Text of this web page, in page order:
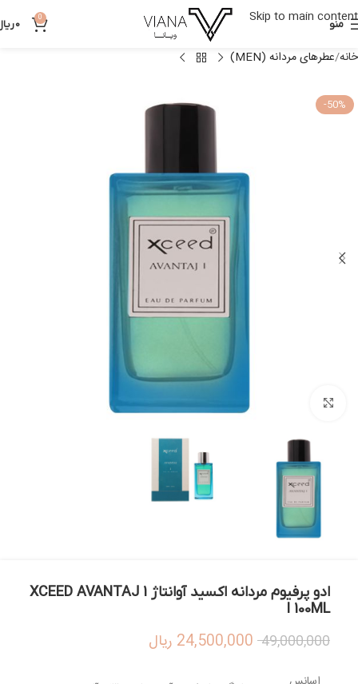
Skip to main content
منو 0
0
خانه عطرهای مردانه (MEN)
-50%
بزرگنمایی تصویر
ادو پرفیوم مردانه اکسید آوانتاژ 1 XCEED AVANTAJ
I 100ML
49,000,000
24,500,000 ریال